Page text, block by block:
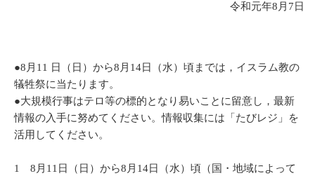
令和元年8月7日
●8月11 日（日）から8月14日（水）頃までは，イスラム教の
犠牲祭に当たります。
●大規模行事はテロ等の標的となり易いことに留意し，最新
情報の入手に努めてください。情報収集には「たびレジ」を
活用してください。
1 8月11日（日）から8月14日（水）頃（国・地域によって